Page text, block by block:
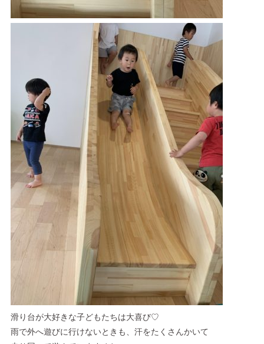
滑り台が大好きな子どもたちは大喜び♡
雨で外へ遊びに行けないときも、汗をたくさんかいて